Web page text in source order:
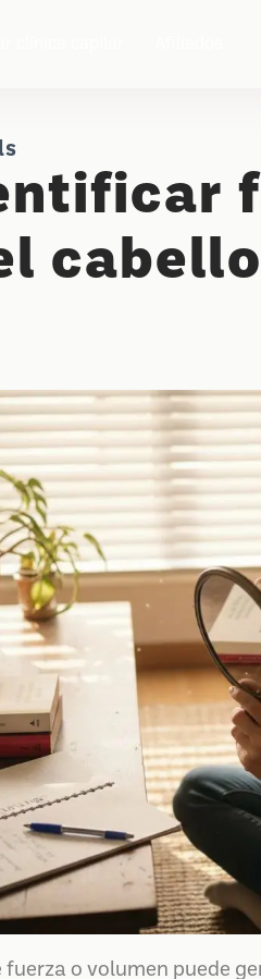
o volumen puede